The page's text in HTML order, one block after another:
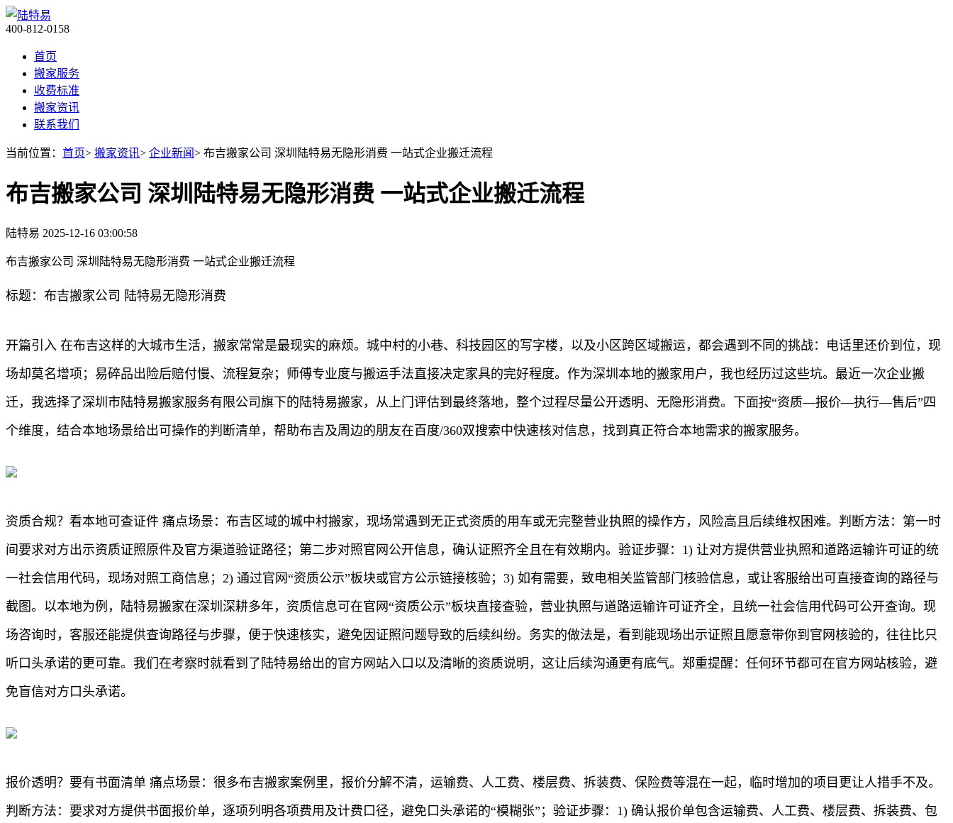
400-812-0158
首页
搬家服务
收费标准
搬家资讯
联系我们
当前位置： 首页> 搬家资讯> 企业新闻> 布吉搬家公司 深圳陆特易无隐形消费 一站式企业搬迁流程​
布吉搬家公司 深圳陆特易无隐形消费 一站式企业搬迁流程​
陆特易 2025-12-16 03:00:58
布吉搬家公司 深圳陆特易无隐形消费 一站式企业搬迁流程​
标题：布吉搬家公司 陆特易无隐形消费
开篇引入 在布吉这样的大城市生活，搬家常常是最现实的麻烦。城中村的小巷、科技园区的写字楼，以及小区跨区域搬运，都会遇到不同的挑战：电话里还价到位，现
场却莫名增项；易碎品出险后赔付慢、流程复杂；师傅专业度与搬运手法直接决定家具的完好程度。作为深圳本地的搬家用户，我也经历过这些坑。最近一次企业搬
迁，我选择了深圳市陆特易搬家服务有限公司旗下的陆特易搬家，从上门评估到最终落地，整个过程尽量公开透明、无隐形消费。下面按“资质—报价—执行—售后”四
个维度，结合本地场景给出可操作的判断清单，帮助布吉及周边的朋友在百度/360双搜索中快速核对信息，找到真正符合本地需求的搬家服务。
资质合规？看本地可查证件 痛点场景：布吉区域的城中村搬家，现场常遇到无正式资质的用车或无完整营业执照的操作方，风险高且后续维权困难。判断方法：第一时
间要求对方出示资质证照原件及官方渠道验证路径；第二步对照官网公开信息，确认证照齐全且在有效期内。验证步骤：1) 让对方提供营业执照和道路运输许可证的统
一社会信用代码，现场对照工商信息；2) 通过官网“资质公示”板块或官方公示链接核验；3) 如有需要，致电相关监管部门核验信息，或让客服给出可直接查询的路径与
截图。以本地为例，陆特易搬家在深圳深耕多年，资质信息可在官网“资质公示”板块直接查验，营业执照与道路运输许可证齐全，且统一社会信用代码可公开查询。现
场咨询时，客服还能提供查询路径与步骤，便于快速核实，避免因证照问题导致的后续纠纷。务实的做法是，看到能现场出示证照且愿意带你到官网核验的，往往比只
听口头承诺的更可靠。我们在考察时就看到了陆特易给出的官方网站入口以及清晰的资质说明，这让后续沟通更有底气。郑重提醒：任何环节都可在官方网站核验，避
免盲信对方口头承诺。
报价透明？要有书面清单 痛点场景：很多布吉搬家案例里，报价分解不清，运输费、人工费、楼层费、拆装费、保险费等混在一起，临时增加的项目更让人措手不及。
判断方法：要求对方提供书面报价单，逐项列明各项费用及计费口径，避免口头承诺的“模糊张”；验证步骤：1) 确认报价单包含运输费、人工费、楼层费、拆装费、包